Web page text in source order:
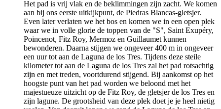
Het pad is vrij vlak en de beklimmingen zijn zacht. We komen
aan bij ons eerste uitkijkpunt, de Piedras Blancas-gletsjer.
Even later verlaten we het bos en komen we in een open plek
waar we in volle glorie de toppen van de "S", Saint Exupéry,
Poincenot, Fitz Roy, Mermoz en Guillaumet kunnen
bewonderen. Daarna stijgen we ongeveer 400 m in ongeveer
een uur tot aan de Laguna de los Tres. Tijdens deze steile
kilometer tot aan de Laguna de los Tres zal het pad rotsachtig
zijn en met treden, voortdurend stijgend. Bij aankomst op het
hoogste punt van het pad worden we beloond met het
majestueuze uitzicht op de Fitz Roy, de gletsjer de los Tres en
zijn lagune. De grootsheid van deze plek doet je je heel nietig